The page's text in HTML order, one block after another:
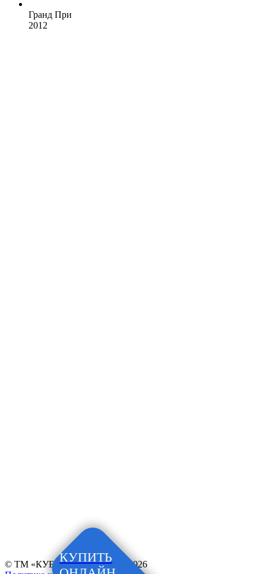
Гранд При
2012
© ТМ «КУБАНОЧКА», 1997–2026
КУПИТЬ